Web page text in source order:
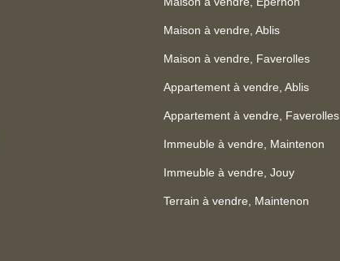
Maison à vendre, Ablis
Maison à vendre, Faverolles
Appartement à vendre, Ablis
Appartement à vendre, Faverolles
Immeuble à vendre, Maintenon
Immeuble à vendre, Jouy
Terrain à vendre, Maintenon